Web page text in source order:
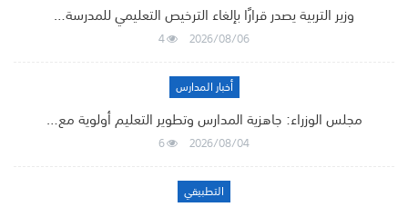
وزير التربية يصدر قرارًا بإلغاء الترخيص التعليمي للمدرسة…
2026/08/06
4
أخبار المدارس
مجلس الوزراء: جاهزية المدارس وتطوير التعليم أولوية مع…
2026/08/04
6
التطبيقي